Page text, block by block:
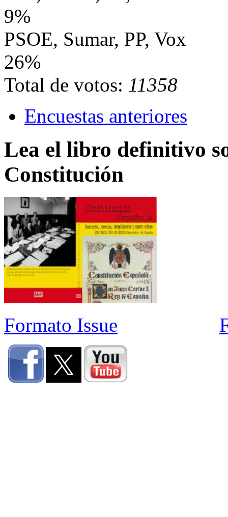
9%
PSOE, Sumar, PP, Vox
26%
Total de votos: 11358
Encuestas anteriores
Lea el libro definitivo
Constitución
Formato Issue